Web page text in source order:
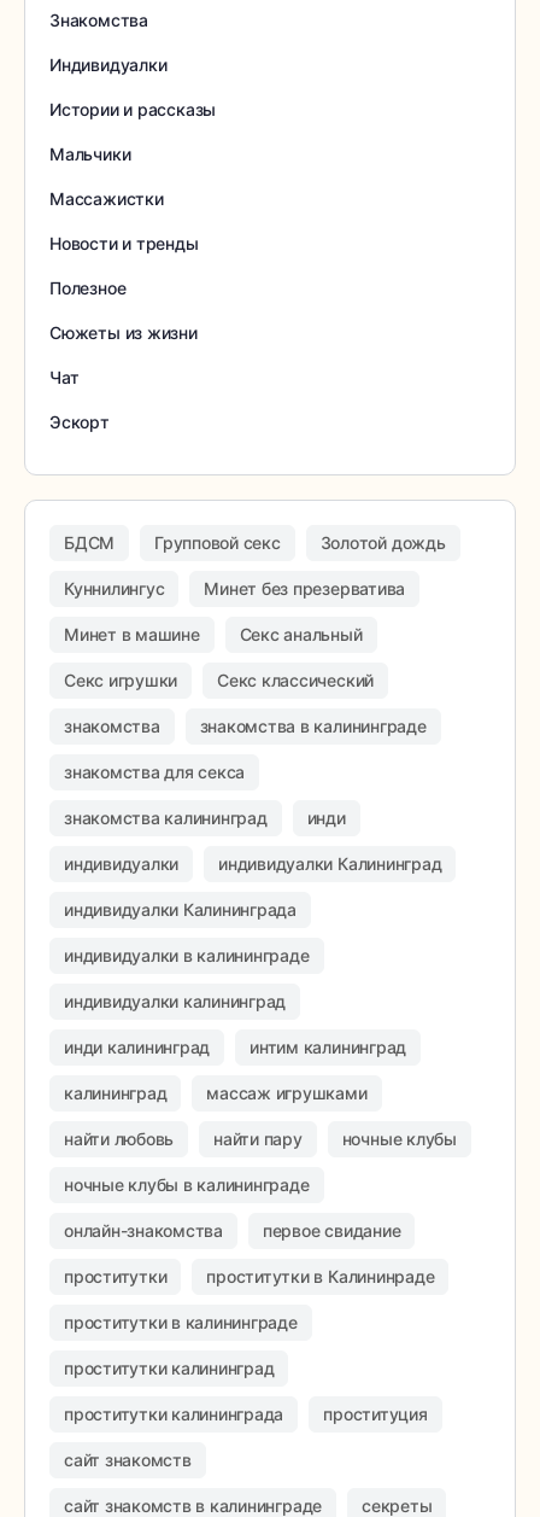
Знакомства
Индивидуалки
Истории и рассказы
Мальчики
Массажистки
Новости и тренды
Полезное
Сюжеты из жизни
Чат
Эскорт
БДСМ Групповой секс Золотой дождь
Куннилингус Минет без презерватива
Минет в машине Секс анальный
Секс игрушки Секс классический
знакомства знакомства в калининграде
знакомства для секса
знакомства калининград инди
индивидуалки индивидуалки Калининград
индивидуалки Калининграда
индивидуалки в калининграде
индивидуалки калининград
инди калининград интим калининград
калининград массаж игрушками
найти любовь найти пару ночные клубы
ночные клубы в калининграде
онлайн-знакомства первое свидание
проститутки проститутки в Калининраде
проститутки в калининграде
проститутки калининград
проститутки калининграда проституция
сайт знакомств
сайт знакомств в калининграде секреты